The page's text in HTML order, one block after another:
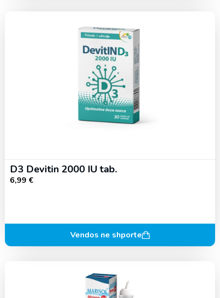
D3 Devitin 2000 IU tab.
6,99 €
Vendos ne shporte